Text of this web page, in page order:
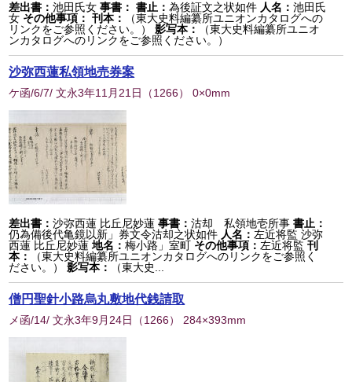
差出書：池田氏女 事書： 書止：為後証文之状如件 人名：池田氏
女 その他事項： 刊本：
（東大史料編纂所ユニオンカタログへの
リンクをご参照ください。）
影写本：
（東大史料編纂所ユニオ
ンカタログへのリンクをご参照ください。）
沙弥西蓮私領地売券案
ケ函/6/7/ 文永3年11月21日 （1266） 0×0mm
差出書：沙弥西蓮 比丘尼妙蓮 事書：沽却 私領地壱所事書止：
仍為備後代亀鏡以新」券文令沽却之状如件 人名： 左近将監 沙弥
西蓮 比丘尼妙蓮 地名：梅小路」室町 その他事項： 左近将監刊
本：
（東大史料編纂所ユニオンカタログへのリンクをご参照く
ださい。）
影写本： （東大史...
僧円聖針小路烏丸敷地代銭請取
メ函/14/ 文永3年9月24日 （1266） 284×393mm